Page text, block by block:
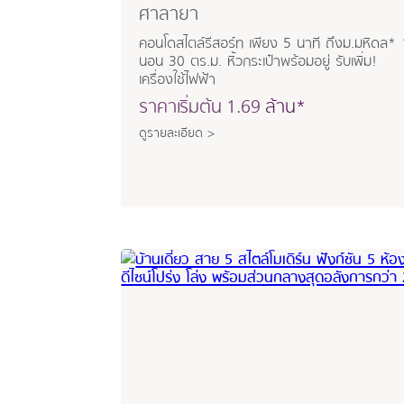
ศาลายา
คอนโดสไตล์รีสอร์ท เพียง 5 นาที ถึงม.มหิดล*
นอน 30 ตร.ม. หิ้วกระเป๋าพร้อมอยู่ รับเพิ่ม!
เครื่องใช้ไฟฟ้า
ราคาเริ่มต้น 1.69 ล้าน*
ดูรายละเอียด >